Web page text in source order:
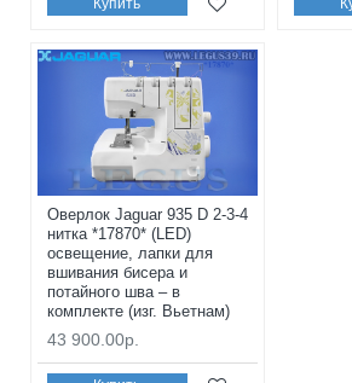
Купить
Оверлок Jaguar 935 D 2-3-4
нитка *17870* (LED)
освещение, лапки для
вшивания бисера и
потайного шва – в
комплекте (изг. Вьетнам)
43 900.00р.